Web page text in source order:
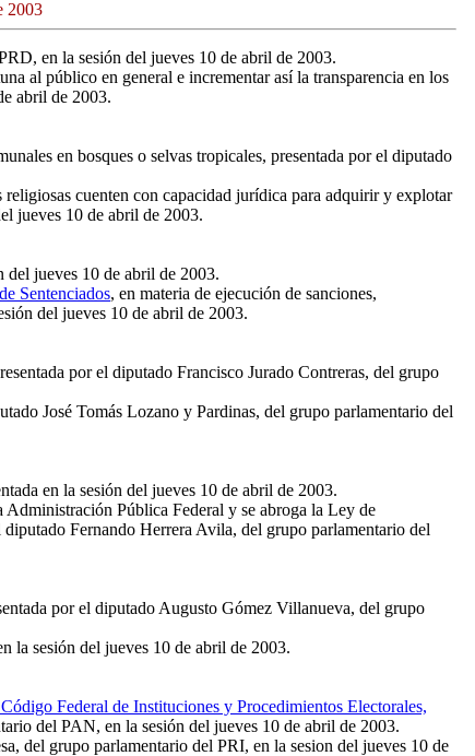
2003
en la sesión del jueves 10 de abril de 2003.
al público en general e incrementar así la transparencia en los
abril de 2003.
en bosques o selvas tropicales, presentada por el diputado
religiosas cuenten con capacidad jurídica para adquirir y explotar
jueves 10 de abril de 2003.
del jueves 10 de abril de 2003.
Sentenciados, en materia de ejecución de sanciones,
del jueves 10 de abril de 2003.
por el diputado Francisco Jurado Contreras, del grupo
José Tomás Lozano y Pardinas, del grupo parlamentario del
en la sesión del jueves 10 de abril de 2003.
Pública Federal y se abroga la Ley de
Fernando Herrera Avila, del grupo parlamentario del
por el diputado Augusto Gómez Villanueva, del grupo
la sesión del jueves 10 de abril de 2003.
Federal de Instituciones y Procedimientos Electorales,
del PAN, en la sesión del jueves 10 de abril de 2003.
del grupo parlamentario del PRI, en la sesion del jueves 10 de